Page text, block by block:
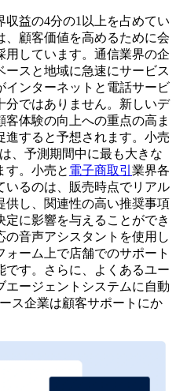
益の4分の1以上を占めてい
、顧客価値を高めるために会
しています。通信業界の企
スと地域に急速にサービス
インターネットと電話サービ
分ではありません。新しいデ
体験の向上への重点の高ま
進すると予想されます。小売
、予測期間中に最も大きな
す。小売と 電子商取引 業界各
いるのは、販売時点でリアル
供し、関連性の高い推奨事項
に影響を与えることができ
の音声アシスタントを使用し
ーム上で店舗でのサポート
です。さらに、よくあるユー
ージェントシステムに自動
ス企業は顧客サポートにか